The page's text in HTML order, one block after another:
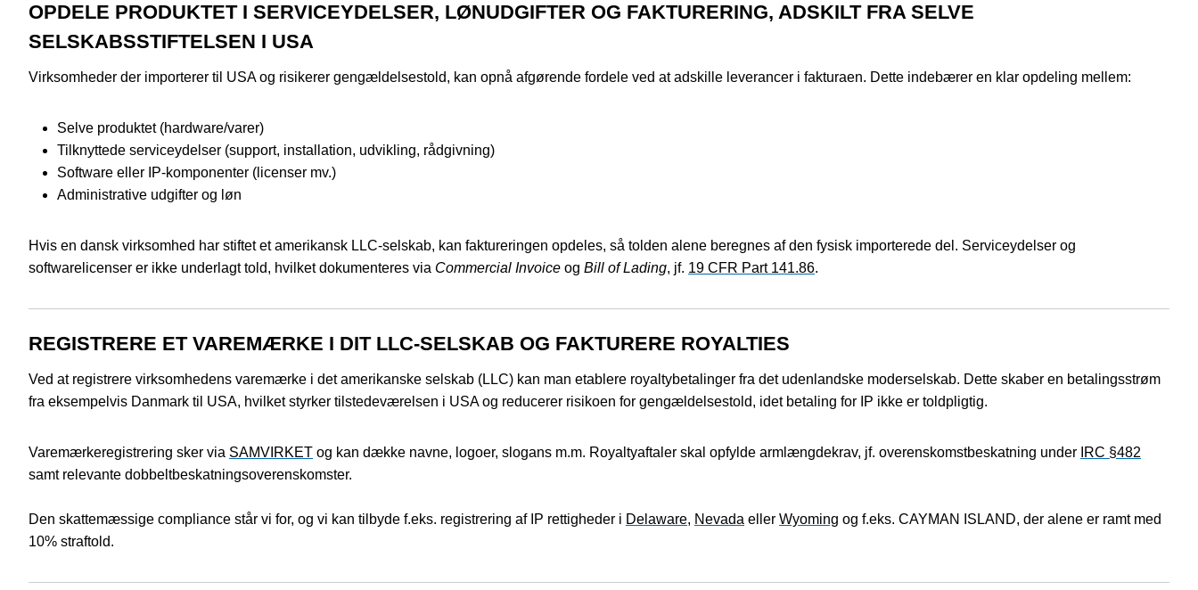
OPDELE PRODUKTET I SERVICEYDELSER, LØNUDGIFTER OG FAKTURERING, ADSKILT FRA SELVE
SELSKABSSTIFTELSEN I USA
Virksomheder der importerer til USA og risikerer gengældelsestold, kan opnå afgørende fordele ved at adskille leverancer i fakturaen. Dette indebærer en klar opdeling mellem:
Selve produktet (hardware/varer)
Tilknyttede serviceydelser (support, installation, udvikling, rådgivning)
Software eller IP-komponenter (licenser mv.)
Administrative udgifter og løn
Hvis en dansk virksomhed har stiftet et amerikansk LLC-selskab, kan faktureringen opdeles, så tolden alene beregnes af den fysisk importerede del. Serviceydelser og
softwarelicenser er ikke underlagt told, hvilket dokumenteres via Commercial Invoice og Bill of Lading, jf. 19 CFR Part 141.86.
REGISTRERE ET VAREMÆRKE I DIT LLC-SELSKAB OG FAKTURERE ROYALTIES
Ved at registrere virksomhedens varemærke i det amerikanske selskab (LLC) kan man etablere royaltybetalinger fra det udenlandske moderselskab. Dette skaber en betalingsstrøm
fra eksempelvis Danmark til USA, hvilket styrker tilstedeværelsen i USA og reducerer risikoen for gengældelsestold, idet betaling for IP ikke er toldpligtig.
Varemærkeregistrering sker via SAMVIRKET og kan dække navne, logoer, slogans m.m. Royaltyaftaler skal opfylde armlængdekrav, jf. overenskomstbeskatning under IRC §482
samt relevante dobbeltbeskatningsoverenskomster.
Den skattemæssige compliance står vi for, og vi kan tilbyde f.eks. registrering af IP rettigheder i Delaware, Nevada eller Wyoming og f.eks. CAYMAN ISLAND, der alene er ramt med
10% straftold.